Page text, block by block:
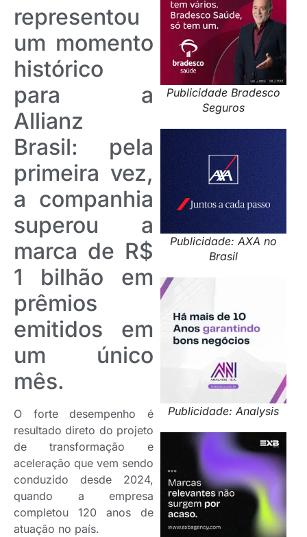
Publicidade Bradesco
Seguros
Publicidade: AXA no
Brasil
Publicidade: Analysis
representou
um momento
histórico
para a
Allianz
Brasil: pela
primeira vez,
a companhia
superou a
marca de R$
1 bilhão em
prêmios
emitidos em
um único
mês.
O forte desempenho é
resultado direto do projeto
de transformação e
aceleração que vem sendo
conduzido desde 2024,
quando a empresa
completou 120 anos de
atuação no país.